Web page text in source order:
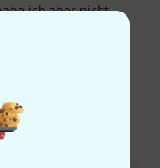
ich aber nicht
nicht wichtig. Bei